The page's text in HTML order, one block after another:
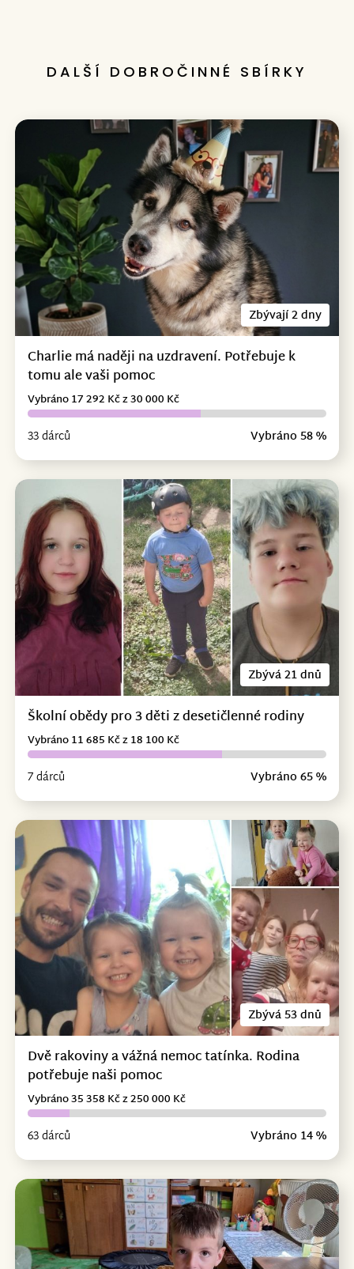
DALŠÍ DOBROČINNÉ SBÍRKY
Zbývají 2 dny
Charlie má naději na uzdravení. Potřebuje k
tomu ale vaši pomoc
33 dárců Vybráno 58 %
Vybráno 17 292 Kč z 30 000 Kč
Zbývá 21 dnů
Školní obědy pro 3 děti z desetičlenné rodiny
7 dárců Vybráno 65 %
Vybráno 11 685 Kč z 18 100 Kč
Zbývá 53 dnů
Dvě rakoviny a vážná nemoc tatínka. Rodina
potřebuje naši pomoc
63 dárců Vybráno 14 %
Vybráno 35 358 Kč z 250 000 Kč